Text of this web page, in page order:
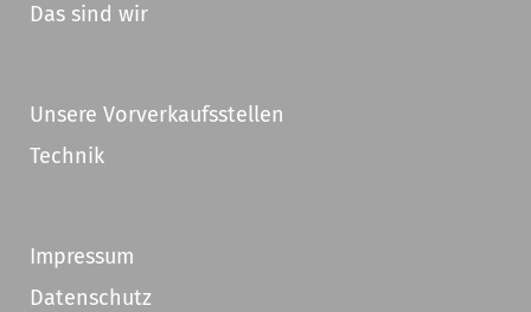
Das sind wir
Unsere Vorverkaufsstellen
Technik
Impressum
Datenschutz